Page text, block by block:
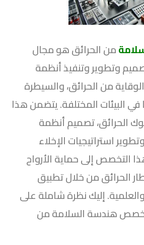
من الحرائق هو مجال
وتطوير وتنفيذ أنظمة
من الحرائق، والسيطرة
في البيئات المختلفة. يتضمن هذا
الحرائق، تصميم أنظمة
استراتيجيات الإخلاء
التخصص إلى حماية الأرواح
الحرائق من خلال تطبيق
إليك نظرة شاملة على
هندسة السلامة من